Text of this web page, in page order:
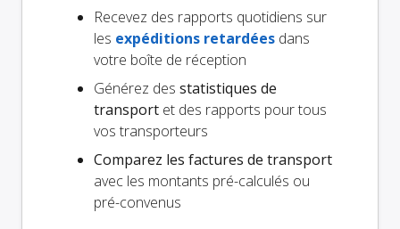
Recevez des rapports quotidiens sur
les expéditions retardées dans
votre boîte de réception
Générez des statistiques de
transport et des rapports pour tous
vos transporteurs
Comparez les factures de transport
avec les montants pré-calculés ou
pré-convenus